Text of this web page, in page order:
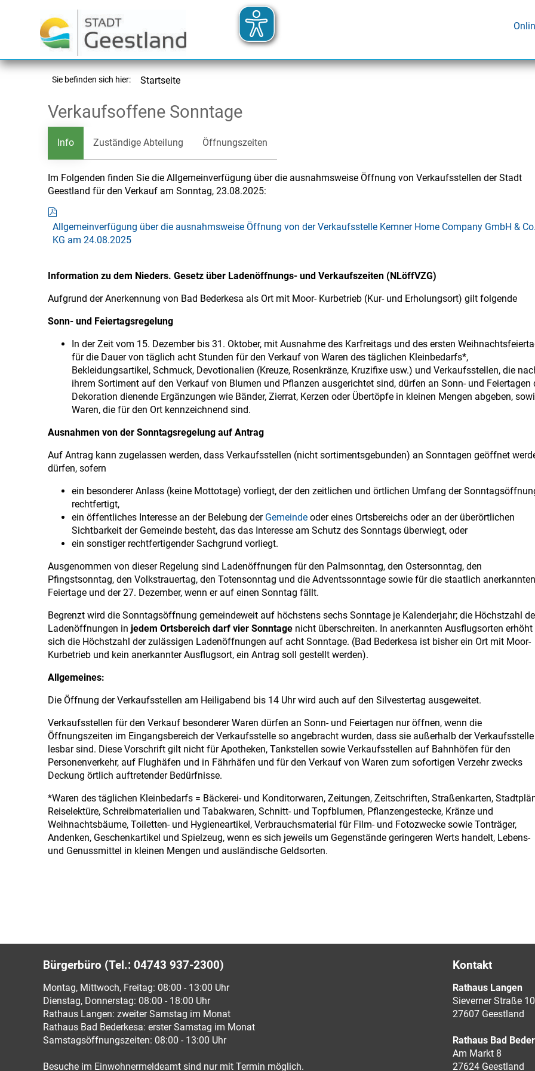
Sie befinden sich hier: Startseite
Verkaufsoffene Sonntage
Info Zuständige Abteilung Öffnungszeiten
Im Folgenden finden Sie die Allgemeinverfügung über die ausnahmsweise Öffnung von Verkaufsstellen der Stadt
Geestland für den Verkauf am Sonntag, 23.08.2025:
Allgemeinverfügung über die ausnahmsweise Öffnung von der Verkaufsstelle Kemner Home Company GmbH & Co.
KG am 24.08.2025
Information zu dem Nieders. Gesetz über Ladenöffnungs- und Verkaufszeiten (NLöffVZG)
Aufgrund der Anerkennung von Bad Bederkesa als Ort mit Moor- Kurbetrieb (Kur- und Erholungsort) gilt folgende
Sonn- und Feiertagsregelung
In der Zeit vom 15. Dezember bis 31. Oktober, mit Ausnahme des Karfreitags und des ersten
für die Dauer von täglich acht Stunden für den Verkauf von Waren des täglichen Kleinbedarfs*,
Bekleidungsartikel, Schmuck, Devotionalien (Kreuze, Rosenkränze, Kruzifixe usw.) und Verkaufsstellen, die
ihrem Sortiment auf den Verkauf von Blumen und Pflanzen ausgerichtet sind, dürfen an Sonn- und Feiertagen
Dekoration dienende Ergänzungen wie Bänder, Zierrat, Kerzen oder Übertöpfe in kleinen Mengen abgeben,
Waren, die für den Ort kennzeichnend sind.
Ausnahmen von der Sonntagsregelung auf Antrag
Auf Antrag kann zugelassen werden, dass Verkaufsstellen (nicht sortimentsgebunden) an Sonntagen geöffnet
dürfen, sofern
ein besonderer Anlass (keine Mottotage) vorliegt, der den zeitlichen und örtlichen Umfang der
rechtfertigt,
ein öffentliches Interesse an der Belebung der Gemeinde oder eines Ortsbereichs oder an der überörtlichen
Sichtbarkeit der Gemeinde besteht, das das Interesse am Schutz des Sonntags überwiegt, oder
ein sonstiger rechtfertigender Sachgrund vorliegt.
Ausgenommen von dieser Regelung sind Ladenöffnungen für den Palmsonntag, den Ostersonntag, den
Pfingstsonntag, den Volkstrauertag, den Totensonntag und die Adventssonntage sowie für die staatlich anerkannten
Feiertage und der 27. Dezember, wenn er auf einen Sonntag fällt.
Begrenzt wird die Sonntagsöffnung gemeindeweit auf höchstens sechs Sonntage je Kalenderjahr; die Höchstzahl
Ladenöffnungen in jedem Ortsbereich darf vier Sonntage nicht überschreiten. In anerkannten Ausflugsorten erhöht
sich die Höchstzahl der zulässigen Ladenöffnungen auf acht Sonntage. (Bad Bederkesa ist bisher ein Ort mit Moor-
Kurbetrieb und kein anerkannter Ausflugsort, ein Antrag soll gestellt werden).
Allgemeines:
Die Öffnung der Verkaufsstellen am Heiligabend bis 14 Uhr wird auch auf den Silvestertag ausgeweitet.
Verkaufsstellen für den Verkauf besonderer Waren dürfen an Sonn- und Feiertagen nur öffnen, wenn die
Öffnungszeiten im Eingangsbereich der Verkaufsstelle so angebracht wurden, dass sie außerhalb der Verkaufsstelle
lesbar sind. Diese Vorschrift gilt nicht für Apotheken, Tankstellen sowie Verkaufsstellen auf Bahnhöfen für den
Personenverkehr, auf Flughäfen und in Fährhäfen und für den Verkauf von Waren zum sofortigen Verzehr zwecks
Deckung örtlich auftretender Bedürfnisse.
*Waren des täglichen Kleinbedarfs = Bäckerei- und Konditorwaren, Zeitungen, Zeitschriften, Straßenkarten,
Reiselektüre, Schreibmaterialien und Tabakwaren, Schnitt- und Topfblumen, Pflanzengestecke, Kränze und
Weihnachtsbäume, Toiletten- und Hygieneartikel, Verbrauchsmaterial für Film- und Fotozwecke sowie Tonträger,
Andenken, Geschenkartikel und Spielzeug, wenn es sich jeweils um Gegenstände geringeren Werts handelt, Lebens-
und Genussmittel in kleinen Mengen und ausländische Geldsorten.
Bürgerbüro (Tel.: 04743 937-2300)
Montag, Mittwoch, Freitag: 08:00 - 13:00 Uhr
Dienstag, Donnerstag: 08:00 - 18:00 Uhr
Rathaus Langen: zweiter Samstag im Monat
Rathaus Bad Bederkesa: erster Samstag im Monat
Samstagsöffnungszeiten: 08:00 - 13:00 Uhr
Besuche im Einwohnermeldeamt sind nur mit Termin möglich.
Kontakt
Rathaus Langen
Sieverner Straße 10
27607 Geestland
Rathaus Bad
Am Markt 8
27624 Geestland